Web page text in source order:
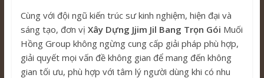
Cùng với đội ngũ kiến trúc sư kinh nghiệm, hiện đại và
sáng tạo, đơn vị Xây Dựng Jjim Jil Bang Trọn Gói Muối
Hồng Group không ngừng cung cấp giải pháp phù hợp,
giải quyết mọi vấn đề không gian để mang đến không
gian tối ưu, phù hợp với tâm lý người dùng khi có nhu